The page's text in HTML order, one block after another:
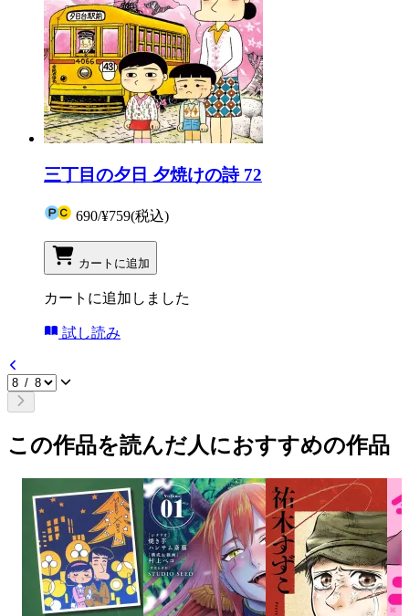
三丁目の夕日 夕焼けの詩 72
690/¥759(税込)
カートに追加
カートに追加しました
試し読み
この作品を読んだ人におすすめの作品